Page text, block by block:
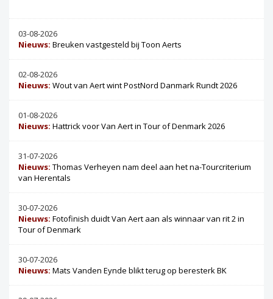
03-08-2026
Nieuws: Breuken vastgesteld bij Toon Aerts
02-08-2026
Nieuws: Wout van Aert wint PostNord Danmark Rundt 2026
01-08-2026
Nieuws: Hattrick voor Van Aert in Tour of Denmark 2026
31-07-2026
Nieuws: Thomas Verheyen nam deel aan het na-Tourcriterium
van Herentals
30-07-2026
Nieuws: Fotofinish duidt Van Aert aan als winnaar van rit 2 in
Tour of Denmark
30-07-2026
Nieuws: Mats Vanden Eynde blikt terug op beresterk BK